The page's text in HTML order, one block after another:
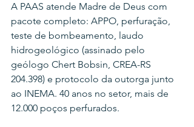
A PAAS atende Madre de Deus com
pacote completo: APPO, perfuração,
teste de bombeamento, laudo
hidrogeológico (assinado pelo
geólogo Chert Bobsin, CREA-RS
204.398) e protocolo da outorga junto
ao INEMA. 40 anos no setor, mais de
12.000 poços perfurados.